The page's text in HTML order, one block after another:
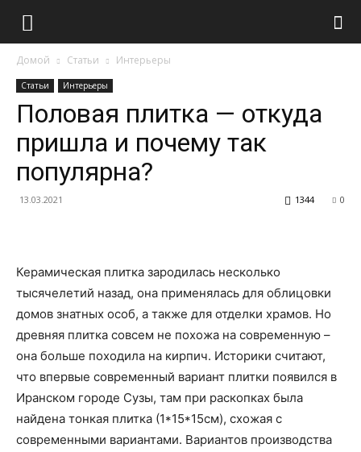
Домой Статьи Интерьеры
Статьи Интерьеры
Половая плитка — откуда
пришла и почему так
популярна?
13.03.2021 0
1344
Керамическая плитка зародилась несколько
тысячелетий назад, она применялась для облицовки
домов знатных особ, а также для отделки храмов. Но
древняя плитка совсем не похожа на современную –
она больше походила на кирпич. Историки считают,
что впервые современный вариант плитки появился в
Иранском городе Сузы, там при раскопках была
найдена тонкая плитка (1*15*15см), схожая с
современными вариантами. Вариантов производства